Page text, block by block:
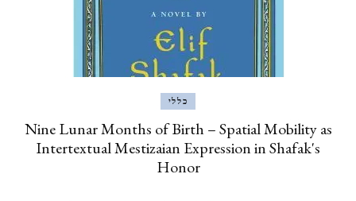
כללי
Nine Lunar Months of Birth – Spatial Mobility as
Intertextual Mestizaian Expression in Shafak's
Honor